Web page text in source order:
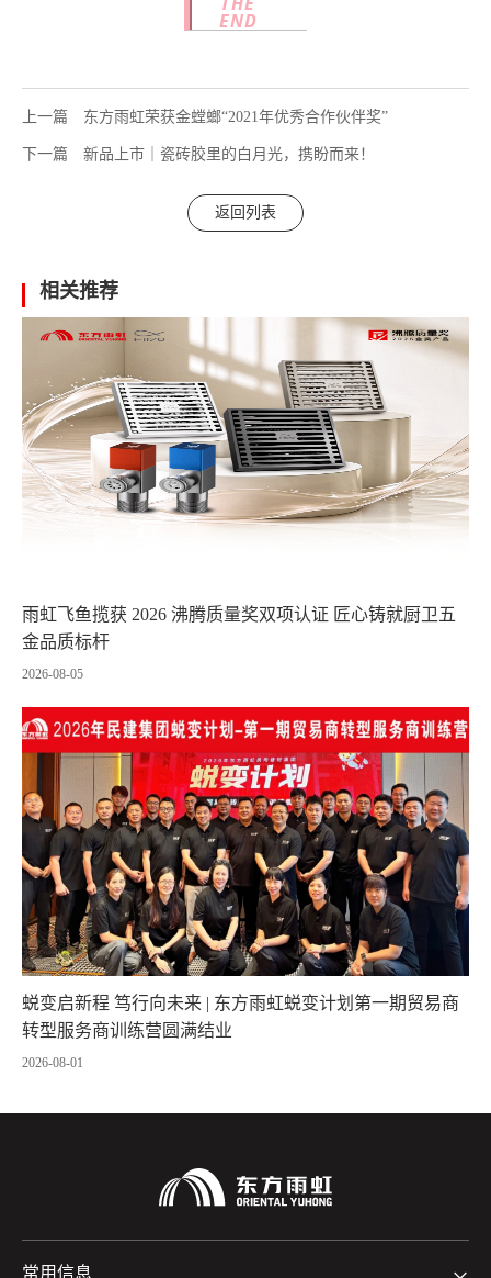
END
上一篇 东方雨虹荣获金螳螂“2021年优秀合作伙伴奖”
下一篇 新品上市｜瓷砖胶里的白月光，携盼而来！
返回列表
相关推荐
雨虹飞鱼揽获 2026 沸腾质量奖双项认证 匠心铸就厨卫五
金品质标杆
2026-08-05
蜕变启新程 笃行向未来 | 东方雨虹蜕变计划第一期贸易商
转型服务商训练营圆满结业
2026-08-01
常用信息